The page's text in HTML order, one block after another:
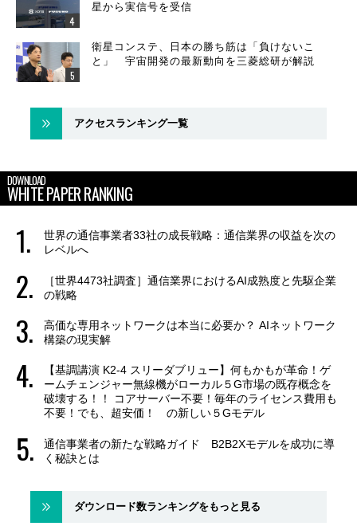
星から実信号を受信
衛星コンステ、日本の勝ち筋は「負けないこ
と」 宇宙開発の最新動向を三菱総研が解説
アクセスランキング一覧
DOWNLOAD
WHITE PAPER RANKING
世界の通信事業者33社の成長戦略：通信業界の収益を次の
レベルへ
［世界4473社調査］通信業界におけるAI成熟度と先駆企業
の戦略
高価な専用ネットワークは本当に必要か？ AIネットワーク
構築の現実解
【基調講演 K2-4 スリーダブリュー】何もかもが革命！ゲ
ームチェンジャー無線機がローカル５G市場の既存概念を
破壊する！！ コアサーバー不要！毎年のライセンス費用も
不要！でも、超安価！ の新しい５Gモデル
通信事業者の新たな戦略ガイド B2B2Xモデルを成功に導
く秘訣とは
ダウンロード数ランキングをもっと見る